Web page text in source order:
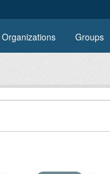
Organizations Groups